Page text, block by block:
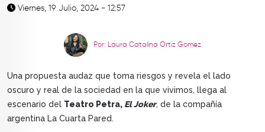
Viernes, 19 Julio, 2024 - 12:57
Por: Laura Catalina Ortiz Gomez
Una propuesta audaz que toma riesgos y revela el lado
oscuro y real de la sociedad en la que vivimos, llega al
escenario del Teatro Petra, El Joker, de la compañía
argentina La Cuarta Pared.